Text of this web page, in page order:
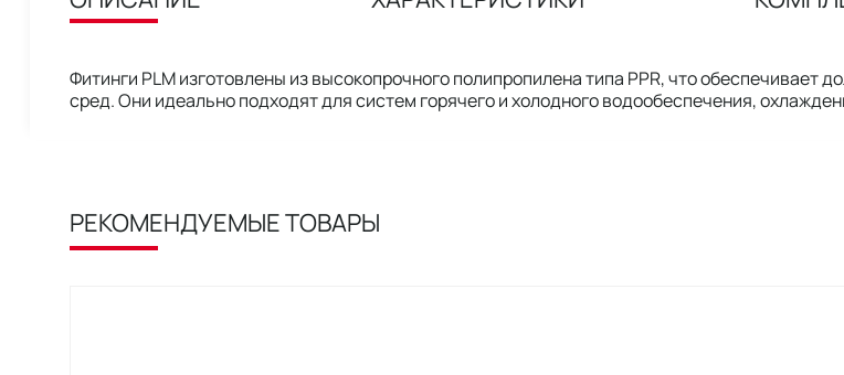
Фитинги PLM изготовлены из высокопрочного полипропилена типа PPR, что обеспечивает
сред. Они идеально подходят для систем горячего и холодного водообеспечения,
РЕКОМЕНДУЕМЫЕ ТОВАРЫ